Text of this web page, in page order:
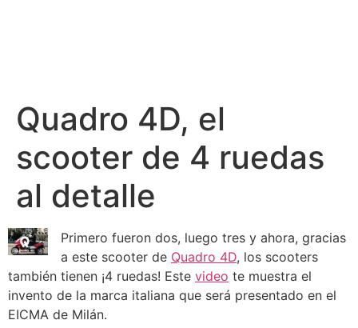
Quadro 4D, el
scooter de 4 ruedas
al detalle
Primero fueron dos, luego tres y ahora, gracias
a este scooter de Quadro 4D, los scooters
también tienen ¡4 ruedas! Este video te muestra el
invento de la marca italiana que será presentado en el
EICMA de Milán.